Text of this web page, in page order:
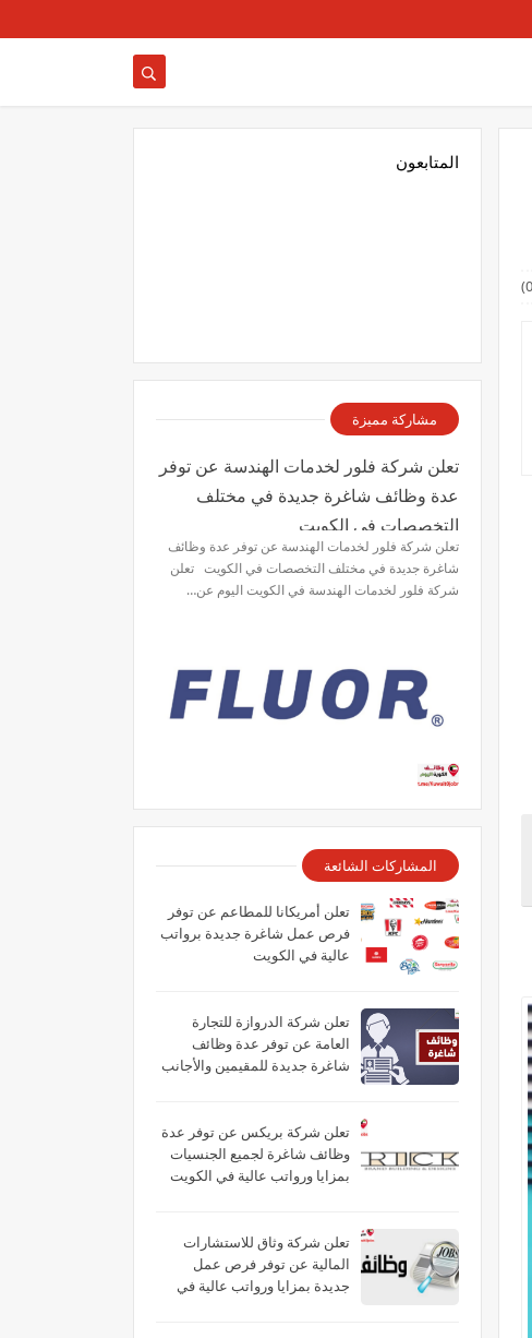
المتابعون
مشاركة مميزة
تعلن شركة فلور لخدمات الهندسة عن توفر
عدة وظائف شاغرة جديدة في مختلف
التخصصات في الكويت
تعلن شركة فلور لخدمات الهندسة عن توفر عدة وظائف
شاغرة جديدة في مختلف التخصصات في الكويت تعلن
شركة فلور لخدمات الهندسة في الكويت اليوم عن…
المشاركات الشائعة
تعلن أمريكانا للمطاعم عن توفر
فرص عمل شاغرة جديدة برواتب
عالية في الكويت
تعلن شركة الدروازة للتجارة
العامة عن توفر عدة وظائف
شاغرة جديدة للمقيمين والأجانب
تعلن شركة بريكس عن توفر عدة
وظائف شاغرة لجميع الجنسيات
بمزايا ورواتب عالية في الكويت
تعلن شركة وثاق للاستشارات
المالية عن توفر فرص عمل
جديدة بمزايا ورواتب عالية في